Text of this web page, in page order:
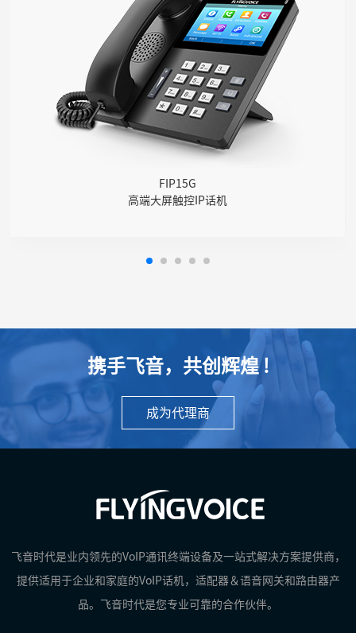
FIP15G
高端大屏触控IP话机
● 10个SIP账号，64个DSS/BLF键
● 4.3英寸IPS彩色触摸屏
● 双千兆网口，支持2.4G&5G Wi-Fi
● 高清音质，PoE供电
● USB通话录音
● DECT耳麦
携手飞音，共创辉煌 !
成为代理商
飞音时代是业内领先的VoIP通讯终端设备及一站式解决方案提供商，
提供适用于企业和家庭的VoIP话机，适配器＆语音网关和路由器产
品。飞音时代是您专业可靠的合作伙伴。